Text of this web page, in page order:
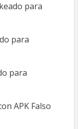
para
para
para
APK Falso